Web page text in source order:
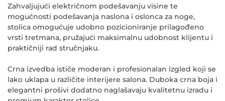
Zahvaljujući električnom podešavanju visine te
mogućnosti podešavanja naslona i oslonca za noge,
stolica omogućuje udobno pozicioniranje prilagođeno
vrsti tretmana, pružajući maksimalnu udobnost klijentu i
praktičniji rad stručnjaku.
Crna izvedba ističe moderan i profesionalan izgled koji se
lako uklapa u različite interijere salona. Duboka crna boja i
elegantni prošivi dodatno naglašavaju kvalitetnu izradu i